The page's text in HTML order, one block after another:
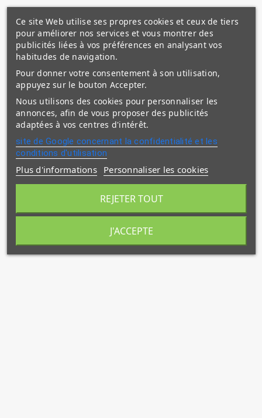
Ce site Web utilise ses propres cookies et ceux de tiers
pour améliorer nos services et vous montrer des
publicités liées à vos préférences en analysant vos
habitudes de navigation.
Pour donner votre consentement à son utilisation,
appuyez sur le bouton Accepter.
Nous utilisons des cookies pour personnaliser les
annonces, afin de vous proposer des publicités
adaptées à vos centres d'intérêt.
site de Google concernant la confidentialité et les
conditions d'utilisation
Plus d'informations Personnaliser les cookies
REJETER TOUT
J'ACCEPTE